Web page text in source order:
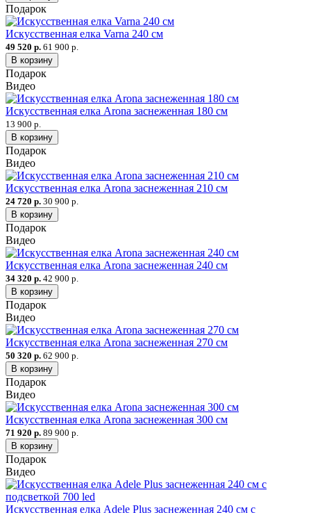
Подарок
Искусственная елка Varna 240 см
49 520 р. 61 900 р.
В корзину
Подарок
Видео
Искусственная елка Arona заснеженная 180 см
13 900 р.
В корзину
Подарок
Видео
Искусственная елка Arona заснеженная 210 см
24 720 р. 30 900 р.
В корзину
Подарок
Видео
Искусственная елка Arona заснеженная 240 см
34 320 р. 42 900 р.
В корзину
Подарок
Видео
Искусственная елка Arona заснеженная 270 см
50 320 р. 62 900 р.
В корзину
Подарок
Видео
Искусственная елка Arona заснеженная 300 см
71 920 р. 89 900 р.
В корзину
Подарок
Видео
Искусственная елка Adele Plus заснеженная 240 см с